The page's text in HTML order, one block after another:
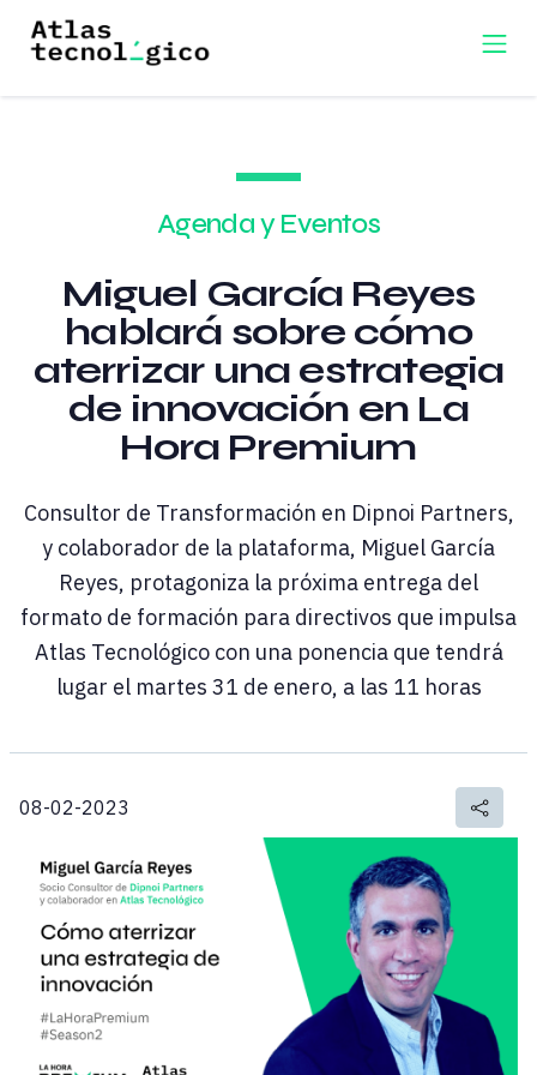
Agenda y Eventos
Miguel García Reyes
hablará sobre cómo
aterrizar una estrategia
de innovación en La
Hora Premium
Consultor de Transformación en Dipnoi Partners,
y colaborador de la plataforma, Miguel García
Reyes, protagoniza la próxima entrega del
formato de formación para directivos que impulsa
Atlas Tecnológico con una ponencia que tendrá
lugar el martes 31 de enero, a las 11 horas
08-02-2023